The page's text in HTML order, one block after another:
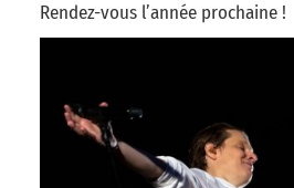
Rendez-vous l’année prochaine !